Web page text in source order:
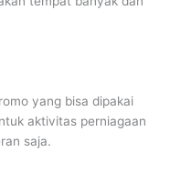
yang bisa dipakai
aktivitas perniagaan
saja.